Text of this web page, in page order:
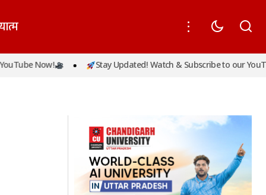
याचिका
राकेश अस्थाना ने संभाला दिल्ली पुलिस चीफ का
Now! Stay Updated! Watch & Subscribe to our YouTube